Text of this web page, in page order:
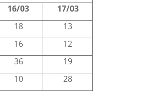
16/03
17/03
18
13
16
12
36
19
10 28